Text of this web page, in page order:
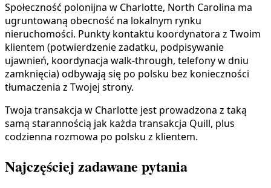
Społeczność polonijna w Charlotte, North Carolina ma
ugruntowaną obecność na lokalnym rynku
nieruchomości. Punkty kontaktu koordynatora z Twoim
klientem (potwierdzenie zadatku, podpisywanie
ujawnień, koordynacja walk-through, telefony w dniu
zamknięcia) odbywają się po polsku bez konieczności
tłumaczenia z Twojej strony.
Twoja transakcja w Charlotte jest prowadzona z taką
samą starannością jak każda transakcja Quill, plus
codzienna rozmowa po polsku z klientem.
Najczęściej zadawane pytania